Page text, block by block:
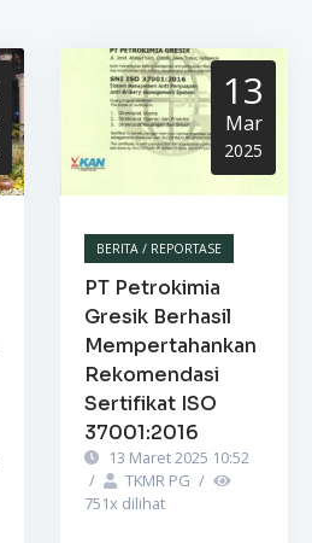
13
Mar
2025
BERITA / REPORTASE
PT Petrokimia
Gresik Berhasil
Mempertahankan
Rekomendasi
Sertifikat ISO
37001:2016
13 Maret 2025 10:52
/
TKMR PG /
751x dilihat